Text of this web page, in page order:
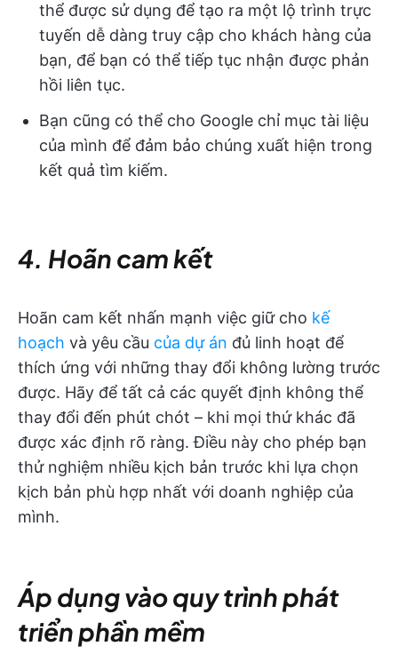
thể được sử dụng để tạo ra một lộ trình trực
tuyến dễ dàng truy cập cho khách hàng của
bạn, để bạn có thể tiếp tục nhận được phản
hồi liên tục.
Bạn cũng có thể cho Google chỉ mục tài liệu
của mình để đảm bảo chúng xuất hiện trong
kết quả tìm kiếm.
4. Hoãn cam kết
Hoãn cam kết nhấn mạnh việc giữ cho kế
hoạch và yêu cầu của dự án đủ linh hoạt để
thích ứng với những thay đổi không lường trước
được. Hãy để tất cả các quyết định không thể
thay đổi đến phút chót – khi mọi thứ khác đã
được xác định rõ ràng. Điều này cho phép bạn
thử nghiệm nhiều kịch bản trước khi lựa chọn
kịch bản phù hợp nhất với doanh nghiệp của
mình.
Áp dụng vào quy trình phát
triển phần mềm